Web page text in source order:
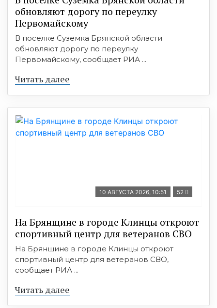
обновляют дорогу по переулку
Первомайскому
В поселке Суземка Брянской области
обновляют дорогу по переулку
Первомайскому, сообщает РИА ...
Читать далее
10 АВГУСТА 2026, 10:51 52
На Брянщине в городе Клинцы откроют
спортивный центр для ветеранов СВО
На Брянщине в городе Клинцы откроют
спортивный центр для ветеранов СВО,
сообщает РИА ...
Читать далее